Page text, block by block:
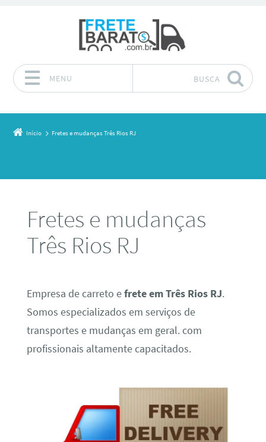
MENU BUSCA
Início Fretes e mudanças Três Rios RJ
Fretes e mudanças
Três Rios RJ
Empresa de carreto efrete em Três Rios RJ.
Somos especializados em serviços de
transportes e mudanças em geral. com
profissionais altamente capacitados.